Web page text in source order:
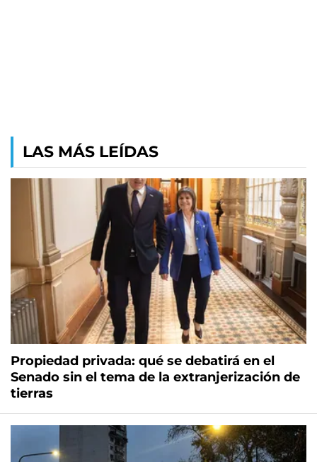
LAS MÁS LEÍDAS
Propiedad privada: qué se debatirá en el
Senado sin el tema de la extranjerización de
tierras